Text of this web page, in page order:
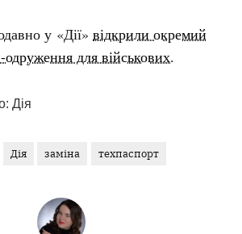
у «Дії»відкрили окремий
для військових.
Дія
Дія заміна техпаспорт